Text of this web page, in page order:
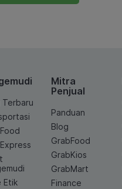
Terbaru
Etik
Mitra
Penjual
Panduan
Blog
GrabFood
GrabKios
GrabMart
Finance